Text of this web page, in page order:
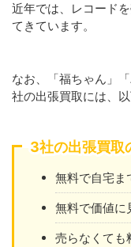
近年では、レコード
てきています。
なお、「福ちゃん」
社の出張買取には、
3社の出張買取
無料で自宅ま
無料で価値に
売らなくても